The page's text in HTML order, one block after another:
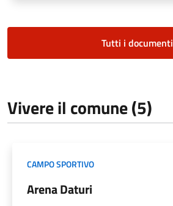
Tutti i documenti
Vivere il comune (5)
CAMPO SPORTIVO
Arena Daturi